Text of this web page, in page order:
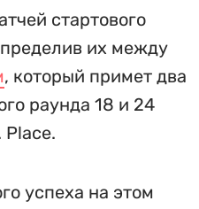
стартового
их между
, который примет два
раунда 18 и 24
Place.
успеха на этом